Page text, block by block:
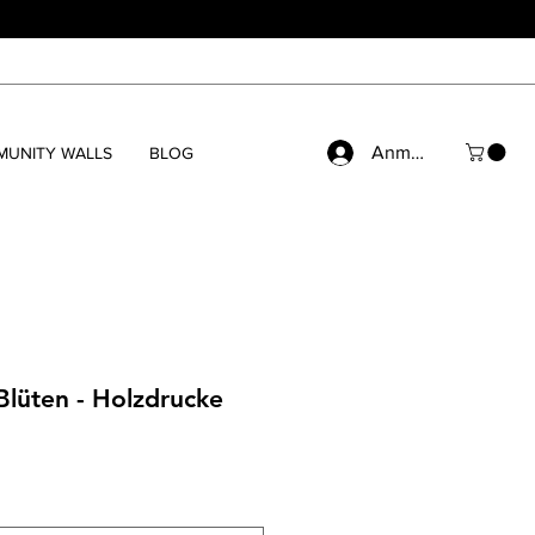
WALLS BLOG Anmelden
- Holzdrucke